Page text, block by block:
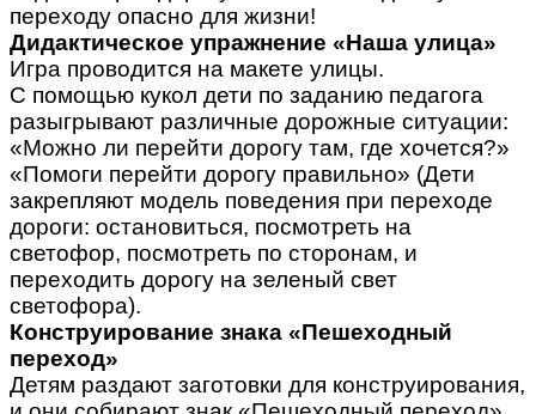
переходу опасно для жизни!
Дидактическое упражнение «Наша улица»
Игра проводится на макете улицы.
С помощью кукол дети по заданию педагога
разыгрывают различные дорожные ситуации:
«Можно ли перейти дорогу там, где хочется?»
«Помоги перейти дорогу правильно» (Дети
закрепляют модель поведения при переходе
дороги: остановиться, посмотреть на
светофор, посмотреть по сторонам, и
переходить дорогу на зеленый свет
светофора).
Конструирование знака «Пешеходный
переход»
Детям раздают заготовки для конструирования,